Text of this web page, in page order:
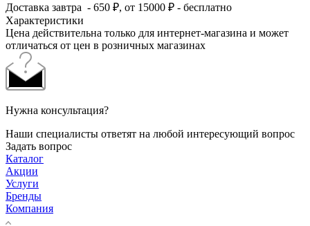
Доставка завтра - 650 ₽, от 15000 ₽ - бесплатно
Характеристики
Цена действительна только для интернет-магазина и может
отличаться от цен в розничных магазинах
Нужна консультация?
Наши специалисты ответят на любой интересующий вопрос
Задать вопрос
Каталог
Акции
Услуги
Бренды
Компания